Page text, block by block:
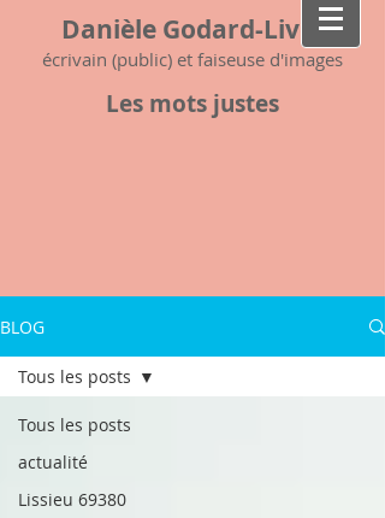
Danièle Godard-Livet
écrivain (public) et faiseuse d'images
Les mots justes
BLOG
Tous les posts
actualité
Lissieu 69380
Tous les posts